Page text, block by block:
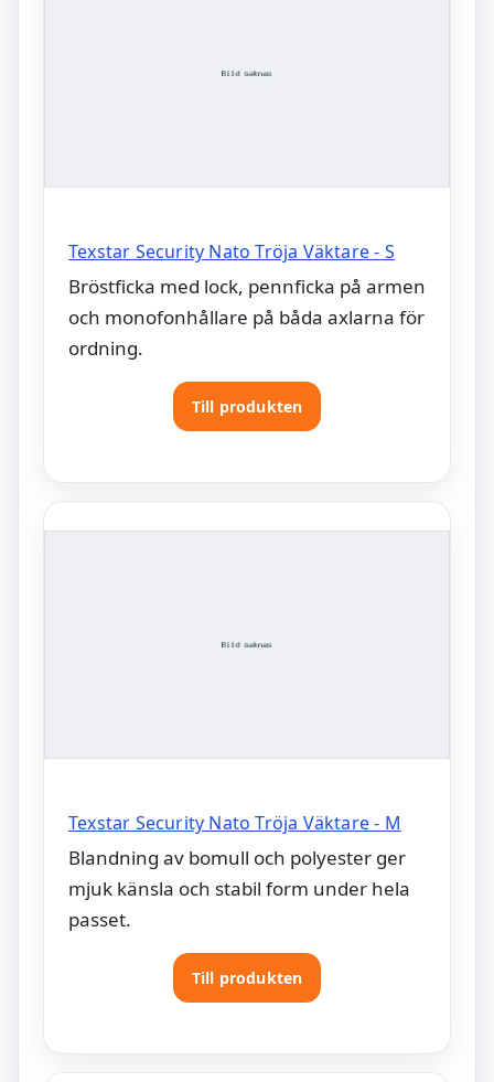
Texstar Security Nato Tröja Väktare - S
Bröstficka med lock, pennficka på armen
och monofonhållare på båda axlarna för
ordning.
Till produkten
Texstar Security Nato Tröja Väktare - M
Blandning av bomull och polyester ger
mjuk känsla och stabil form under hela
passet.
Till produkten